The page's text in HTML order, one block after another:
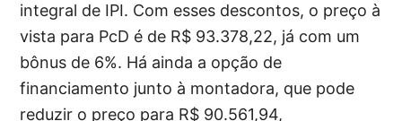
integral de IPI. Com esses descontos, o preço à
vista para PcD é de R$ 93.378,22, já com um
bônus de 6%. Há ainda a opção de
financiamento junto à montadora, que pode
reduzir o preço para R$ 90.561,94,